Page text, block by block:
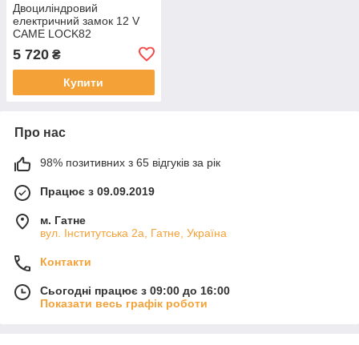
Двоциліндровий
електричний замок 12 V
CAME LOCK82
5 720 ₴
Купити
Про нас
98% позитивних з 65 відгуків за рік
Працює з 09.09.2019
м. Гатне
вул. Інститутська 2а, Гатне, Україна
Контакти
Сьогодні працює з 09:00 до 16:00
Показати весь графік роботи